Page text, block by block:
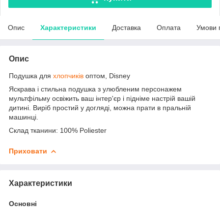
Опис Характеристики Доставка Оплата Умови
Опис
Подушка для хлопчиків оптом, Disney
Яскрава і стильна подушка з улюбленим персонажем
мультфільму освіжить ваш інтер'єр і підніме настрій вашій
дитині. Виріб простий у догляді, можна прати в пральній
машинці.
Склад тканини: 100% Poliester
Приховати
Характеристики
Основні